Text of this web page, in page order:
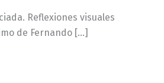
Reflexiones visuales
de Fernando […]